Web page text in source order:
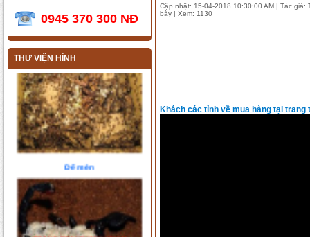
0945 370 300 NĐ
THƯ VIỆN HÌNH
Tắc kè
Dế mèn
Cập nhật: 15-04-2018 10:30:00 AM | Tác
bày | Xem: 1130
Khách các tỉnh về mua hàng tại trang